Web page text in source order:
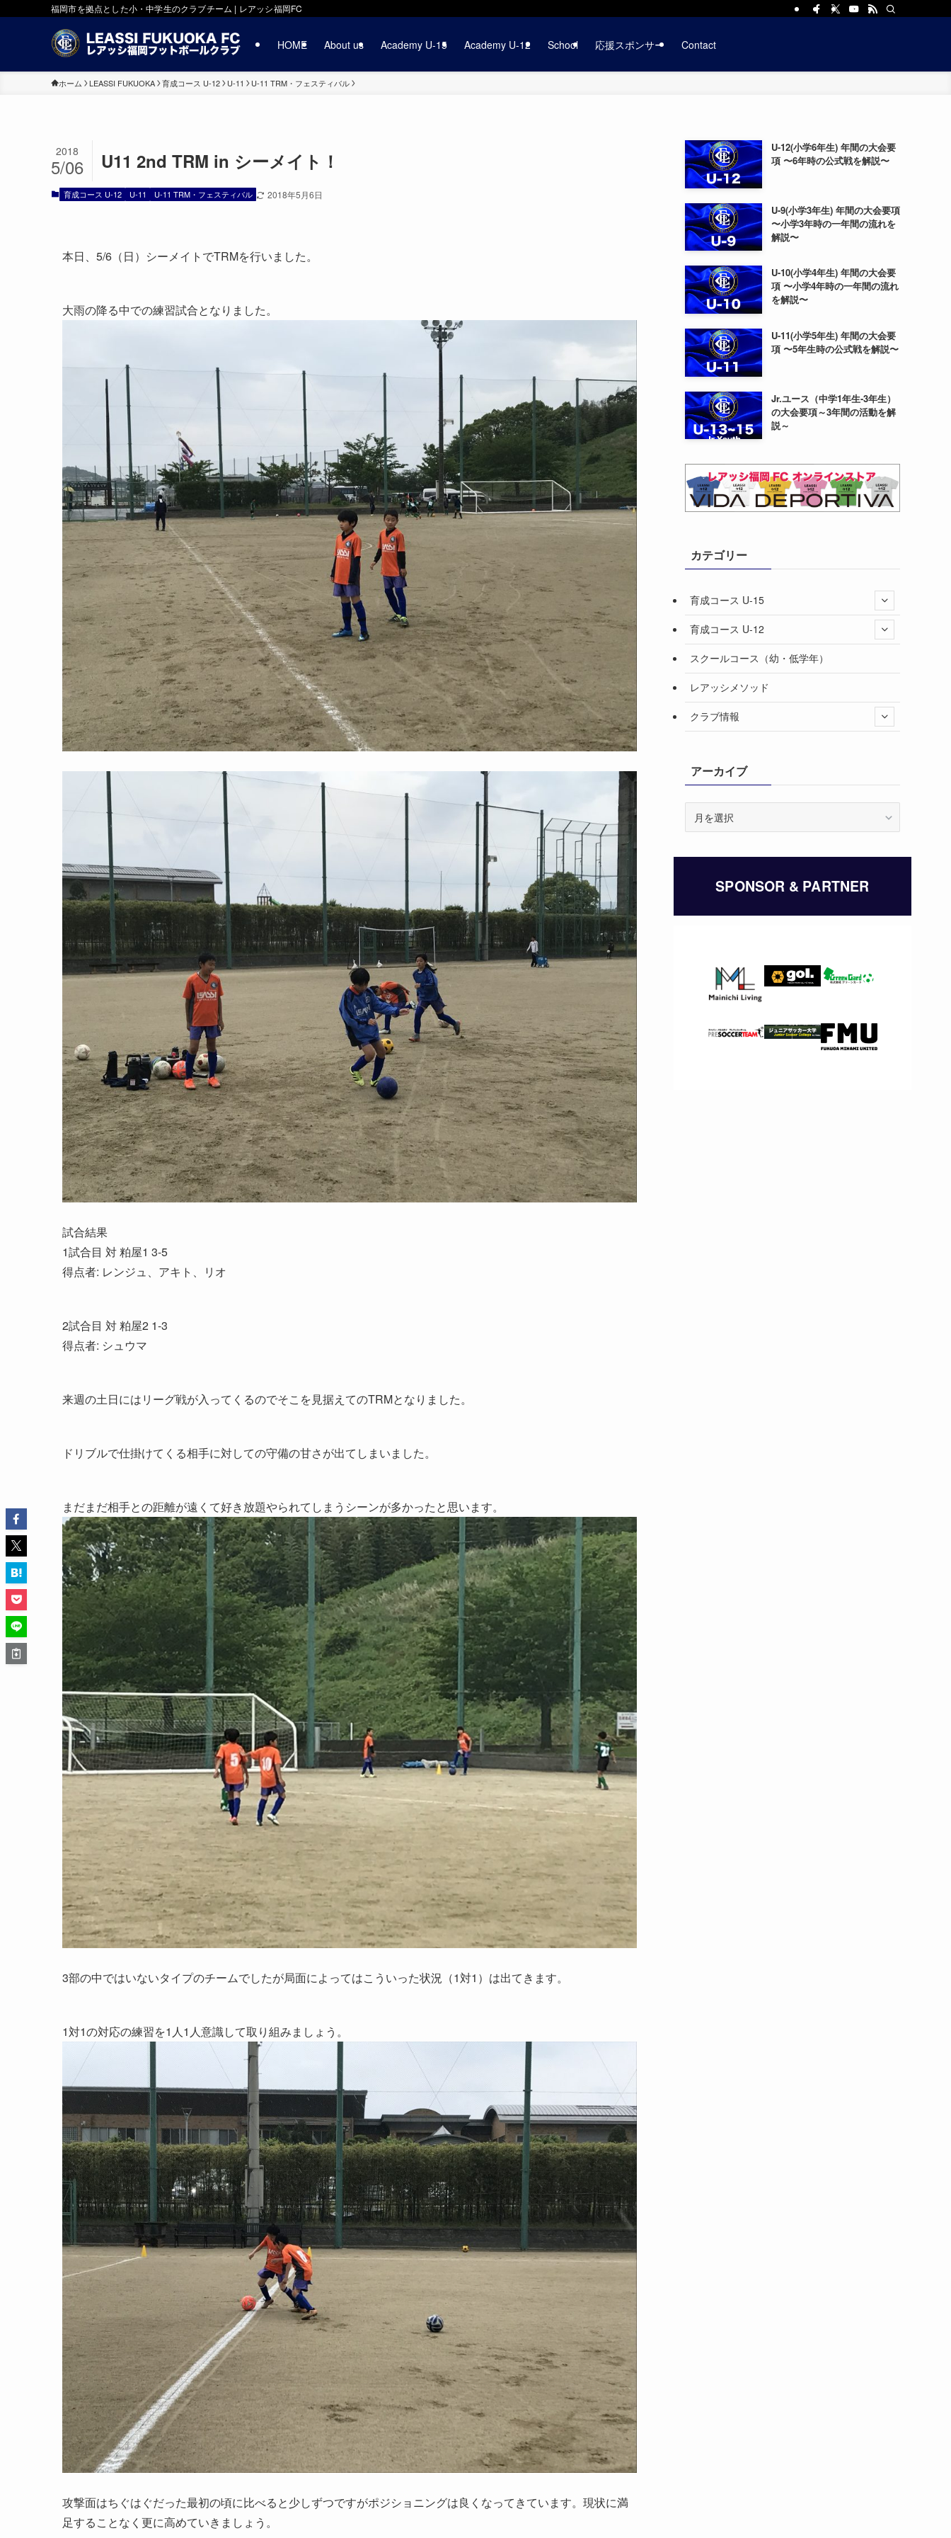
福岡市を拠点とした小・中学生のクラブチーム | レアッシ福岡FC
HOME About us Academy U-15 Academy U-12 School 応援スポンサー Contact
ホーム LEASSI FUKUOKA 育成コース U-12 U-11 U-11 TRM・フェスティバル
U11 2nd TRM in シーメイト！
2018
5/06
育成コース U-12 U-11 U-11 TRM・フェスティバル 2018年5月6日
本日、5/6（日）シーメイトでTRMを行いました。
大雨の降る中での練習試合となりました。
試合結果
1試合目 対 粕屋1 3-5
得点者: レンジュ、アキト、リオ
2試合目 対 粕屋2 1-3
得点者: シュウマ
来週の土日にはリーグ戦が入ってくるのでそこを見据えてのTRMとなりました。
ドリブルで仕掛けてくる相手に対しての守備の甘さが出てしまいました。
まだまだ相手との距離が遠くて好き放題やられてしまうシーンが多かったと思います。
3部の中ではいないタイプのチームでしたが局面によってはこういった状況（1対1）は出てきます。
1対1の対応の練習を1人1人意識して取り組みましょう。
攻撃面はちぐはぐだった最初の頃に比べると少しずつですがポジショニングは良くなってきています。現状に満
足することなく更に高めていきましょう。
U-12(小学6年生) 年間の大会要
項 〜6年時の公式戦を解説〜
U-9(小学3年生) 年間の大会要項
〜小学3年時の一年間の流れを
解説〜
U-10(小学4年生) 年間の大会要
項 〜小学4年時の一年間の流れ
を解説〜
U-11(小学5年生) 年間の大会要
項 〜5年生時の公式戦を解説〜
Jr.ユース（中学1年生-3年生）
の大会要項～3年間の活動を解
説～
カテゴリー
育成コース U-15
育成コース U-12
スクールコース（幼・低学年）
レアッシメソッド
クラブ情報
アーカイブ
イ
SPONSOR & PARTNER